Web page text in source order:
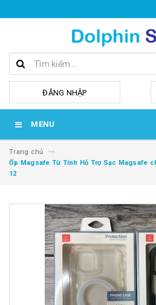
ĐĂNG NHẬP
MENU
Trang chủ
Ốp Magsafe Từ Tính Hỗ Trợ Sạc Magsafe
12